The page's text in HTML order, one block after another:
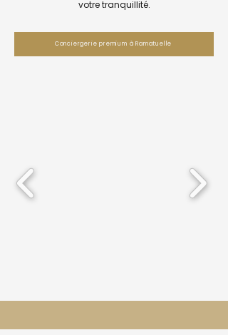
votre tranquillité.
Conciergerie premium à Ramatuelle